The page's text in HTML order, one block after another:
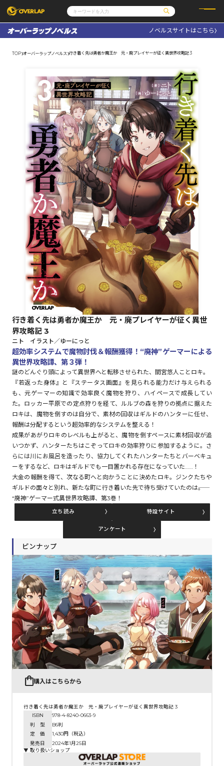
コミックガルド
コミッククリエ
文庫
ノベルス
コミックエッセイ
ポケットモンスター
アニメ
ゲーム
OVERLAP STORE
オーバーラップ広報室
企業
会社概要
採用情報
アクセス
オーバーラップホールディングス
お問い合わせはこちら
オーバーラップ文庫
オーバーラップノベルス
オーバーラップノベルスf
ロサージュノベルス
コミックガルド
リキューレ
コミックパルフェ
コミックエッセイ
閉じる
ノベルスサイトはこちら
TOP オーバーラップノベルス 行き着く先は勇者か魔王か 元・廃プレイヤーが征く異世界攻略記 3
行き着く先は勇者か魔王か 元・廃プレイヤーが征く異世
界攻略記 3
ニト イラスト／ゆーにっと
超効率システムで魔物討伐＆報酬獲得！“廃神”ゲーマーによる
異世界攻略譚、第３弾！
謎のどんぐり頭によって異世界へと転移させられた、間宮悠人ことロキ。
『若返った身体』と『ステータス画面』を見られる能力だけ与えられる
も、元ゲーマーの知識で効率良く魔物を狩り、ハイペースで成長してい
た。ロッカー平原での定点狩りを経て、ルルブの森を狩りの拠点に据えた
ロキは、魔物を倒すのは自分で、素材の回収はギルドのハンターに任せ、
報酬は分配するという超効率的なシステムを整える！
成果があがりロキのレベルも上がると、魔物を倒すペースに素材回収が追
いつかず、ハンターたちはこぞってロキの効率狩りに参加するように。さ
らには川にお風呂を造ったり、協力してくれたハンターたちとバーベキュ
ーをするなど、ロキはギルドでも一目置かれる存在になっていた……！
大金の報酬を得て、次なる町へと向かうことに決めたロキ。ジンクたちや
ギルドの面々と別れ、新たな町に行き着いた先で待ち受けていたのは――。
“廃神”ゲーマー式異世界攻略譚、第3巻！
立ち読み 特設サイト
アンケート
ピンナップ
購入はこちらから
行き着く先は勇者か魔王か 元・廃プレイヤーが征く異世界攻略記 3
ISBN
978-4-8240-0663-9
判 型
B6判
定 価
1,430円（税込）
発売日
2024年1月25日
▼ 取り扱いショップ